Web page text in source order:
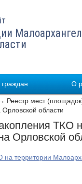
О
Реестр мест
области
ТКО
Орловской
территории